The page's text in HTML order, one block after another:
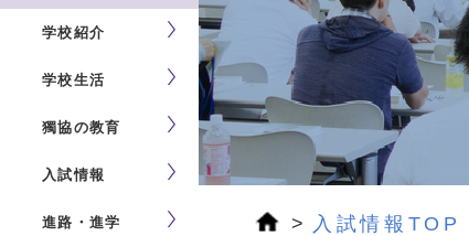
学校紹介
学校生活
獨協の教育
入試情報
進路・進学 入試情報TOP